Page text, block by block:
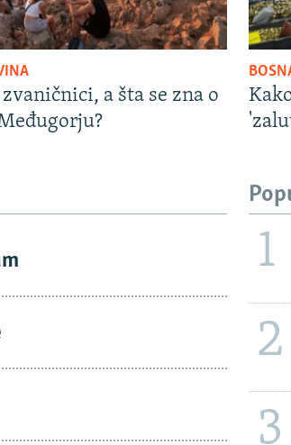
a šta se zna o
1
2
3